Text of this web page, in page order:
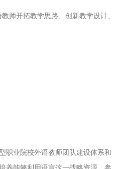
师开拓教学思路、创新教学设计、
职业院校外语教师团队建设体系和